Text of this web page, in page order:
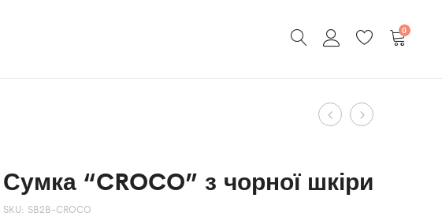
0
Product
Сумка-
Horse)
Рюкзак
в
Сумка “CROCO” з чорної шкіри
SKU: SB2B-CROCO